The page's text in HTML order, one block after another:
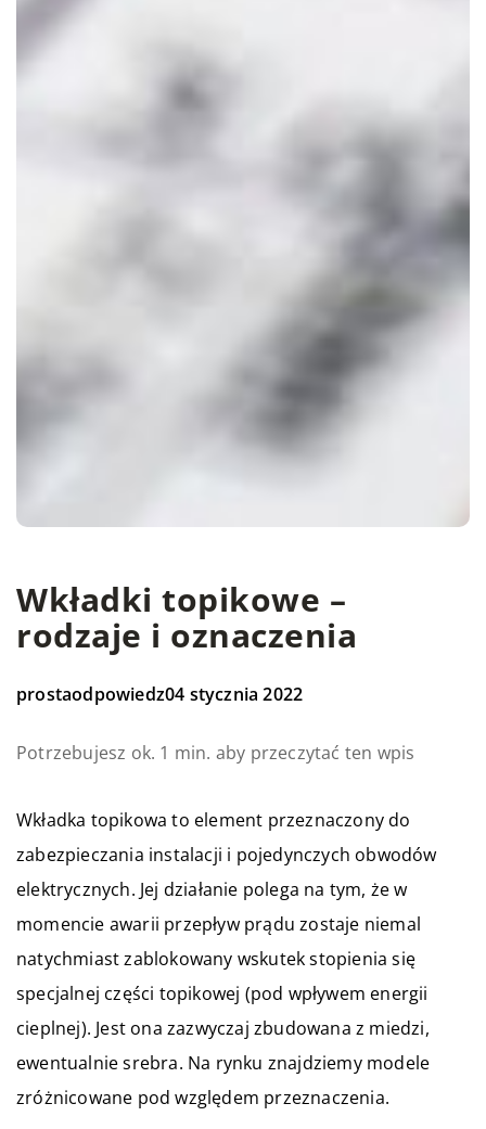
Wkładki topikowe –
rodzaje i oznaczenia
prostaodpowiedz04 stycznia 2022
Potrzebujesz ok. 1 min. aby przeczytać ten wpis
Wkładka topikowa to element przeznaczony do
zabezpieczania instalacji i pojedynczych obwodów
elektrycznych. Jej działanie polega na tym, że w
momencie awarii przepływ prądu zostaje niemal
natychmiast zablokowany wskutek stopienia się
specjalnej części topikowej (pod wpływem energii
cieplnej). Jest ona zazwyczaj zbudowana z miedzi,
ewentualnie srebra. Na rynku znajdziemy modele
zróżnicowane pod względem przeznaczenia.